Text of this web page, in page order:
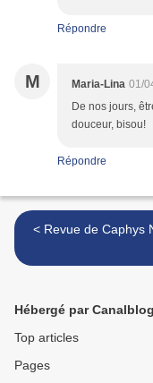
Répondre
M Maria-Lina 01/
De nos jours,
douceur, bisou!
Répondre
< Revue de Caphys
Hébergé par Canalblog
Top articles
Pages